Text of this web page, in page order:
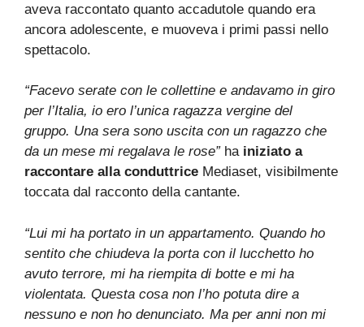
aveva raccontato quanto accadutole quando era
ancora adolescente, e muoveva i primi passi nello
spettacolo.
“Facevo serate con le collettine e andavamo in giro
per l’Italia, io ero l’unica ragazza vergine del
gruppo. Una sera sono uscita con un ragazzo che
da un mese mi regalava le rose”ha iniziato a
raccontare alla conduttrice Mediaset, visibilmente
toccata dal racconto della cantante.
“Lui mi ha portato in un appartamento. Quando ho
sentito che chiudeva la porta con il lucchetto ho
avuto terrore, mi ha riempita di botte e mi ha
violentata. Questa cosa non l’ho potuta dire a
nessuno e non ho denunciato. Ma per anni non mi